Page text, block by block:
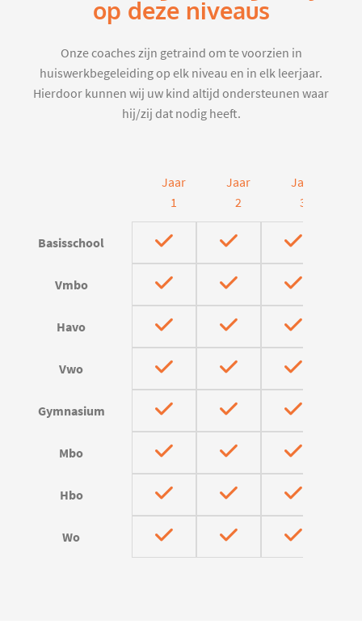
op deze niveaus
Onze coaches zijn getraind om te voorzien in
huiswerkbegeleiding op elk niveau en in elk leerjaar.
Hierdoor kunnen wij uw kind altijd ondersteunen waar
hij/zij dat nodig heeft.
Jaar
1
Jaar
2
Jaar
3
Basisschool
Vmbo
Havo
Vwo
Gymnasium
Mbo
Hbo
Wo